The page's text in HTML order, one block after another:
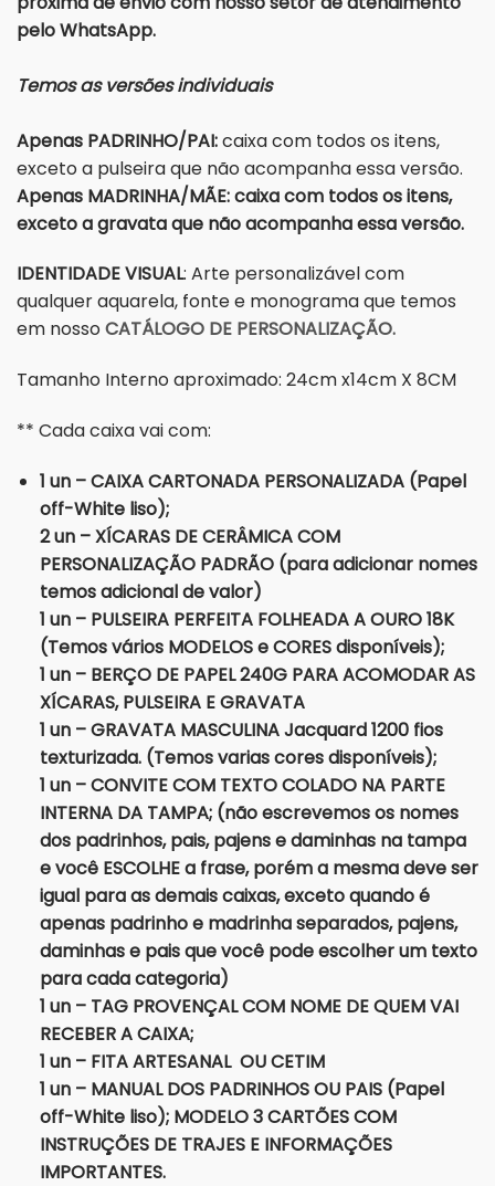
pelo WhatsApp.
Temos as versões individuais
Apenas PADRINHO/PAI:caixa com todos os itens,
exceto a pulseira que não acompanha essa versão.
Apenas MADRINHA/MÃE: caixa com todos os itens,
exceto a gravata que não acompanha essa versão.
IDENTIDADE VISUAL: Arte personalizável com
qualquer aquarela, fonte e monograma que temos
em nossoCATÁLOGO DE PERSONALIZAÇÃO.
Tamanho Interno aproximado: 24cm x14cm X 8CM
** Cada caixa vai com:
1 un – CAIXA CARTONADA PERSONALIZADA (Papel
off-White liso);
2 un – XÍCARAS DE CERÂMICA COM
PERSONALIZAÇÃO PADRÃO (para adicionar nomes
temos adicional de valor)
1 un – PULSEIRA PERFEITA FOLHEADA A OURO 18K
(Temos vários MODELOS e CORES disponíveis);
1 un – BERÇO DE PAPEL 240G PARA ACOMODAR AS
XÍCARAS, PULSEIRA E GRAVATA
1 un – GRAVATA MASCULINA Jacquard 1200 fios
texturizada. (Temos varias cores disponíveis);
1 un – CONVITE COM TEXTO COLADO NA PARTE
INTERNA DA TAMPA; (não escrevemos os nomes
dos padrinhos, pais, pajens e daminhas na tampa
e você ESCOLHE a frase, porém a mesma deve ser
igual para as demais caixas, exceto quando é
apenas padrinho e madrinha separados, pajens,
daminhas e pais que você pode escolher um texto
para cada categoria)
1 un – TAG PROVENÇAL COM NOME DE QUEM VAI
RECEBER A CAIXA;
1 un – FITA ARTESANAL OU CETIM
1 un – MANUAL DOS PADRINHOS OU PAIS (Papel
off-White liso); MODELO 3 CARTÕES COM
INSTRUÇÕES DE TRAJES E INFORMAÇÕES
IMPORTANTES.